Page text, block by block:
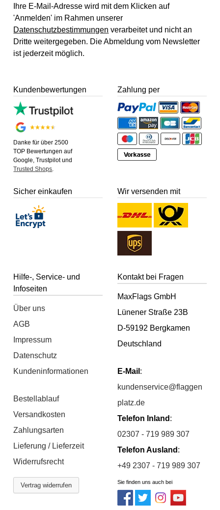
Ihre E-Mail-Adresse wird mit dem Klicken auf
'Anmelden' im Rahmen unserer
Datenschutzbestimmungen verarbeitet und nicht an
Dritte weitergegeben. Die Abmeldung vom Newsletter
ist jederzeit möglich.
Kundenbewertungen
Danke für über 2500
TOP Bewertungen auf
Google, Trustpilot und
Trusted Shops.
Zahlung per
Sicher einkaufen Wir versenden mit
Hilfe-, Service- und
Infoseiten
Über uns
AGB
Impressum
Datenschutz
Kundeninformationen
Bestellablauf
Versandkosten
Zahlungsarten
Lieferung / Lieferzeit
Widerrufsrecht
Vertrag widerrufen
Kontakt bei Fragen
MaxFlags GmbH
Lünener Straße 23B
D-59192 Bergkamen
Deutschland
E-Mail :
kundenservice@flaggen
platz.de
Telefon Inland :
02307 - 719 989 307
Telefon Ausland :
+49 2307 - 719 989 307
Sie finden uns auch bei